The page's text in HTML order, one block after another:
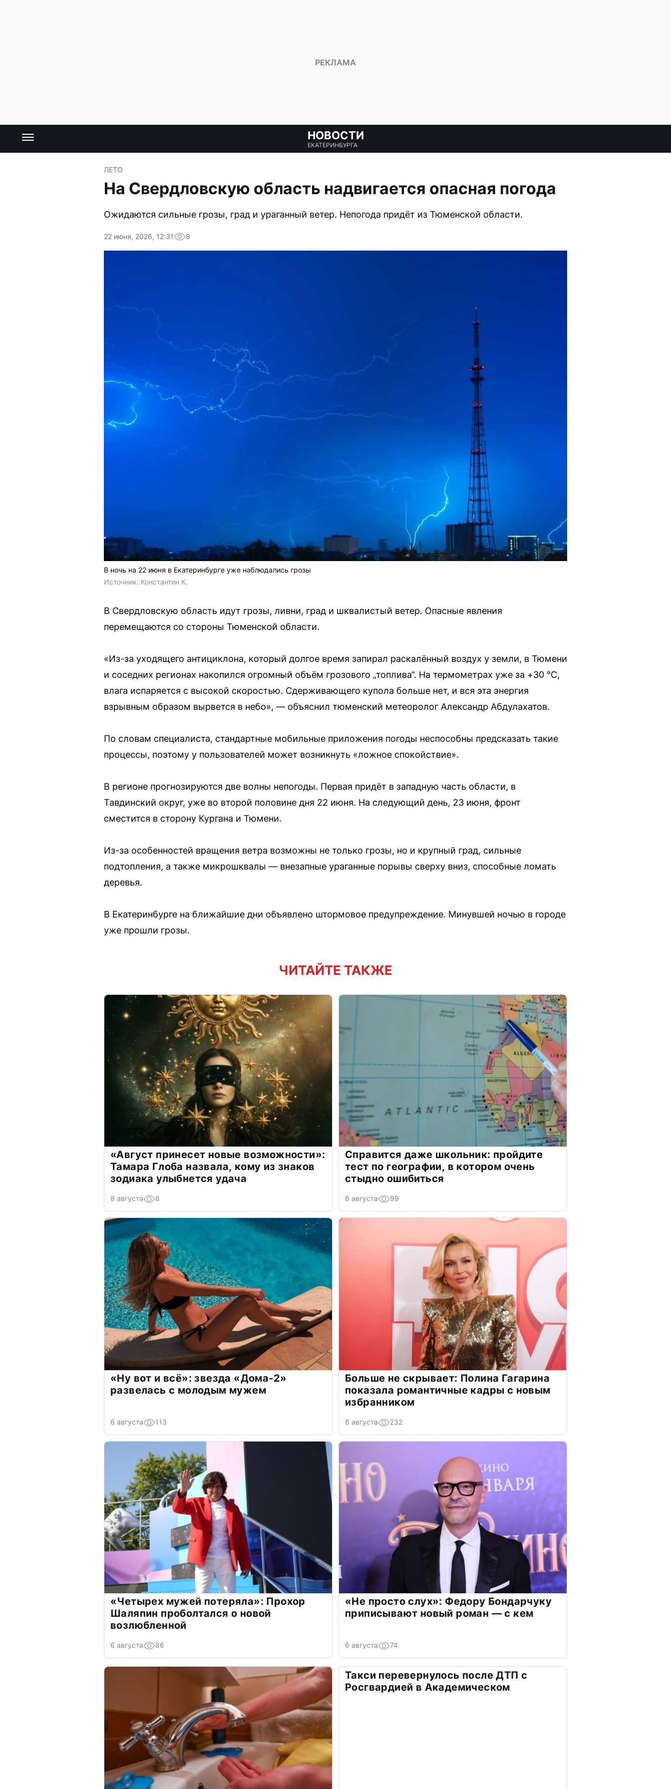
НОВОСТИ
ЕКАТЕРИНБУРГА
ЛЕТО
На Свердловскую область надвигается опасная погода
Ожидаются сильные грозы, град и ураганный ветер. Непогода придёт из Тюменской области.
22 июня, 2026, 12:31 8
В ночь на 22 июня в Екатеринбурге уже наблюдались грозы
Источник: Константин К.
В Свердловскую область идут грозы, ливни, град и шквалистый ветер. Опасные явления
перемещаются со стороны Тюменской области.
«Из-за уходящего антициклона, который долгое время запирал раскалённый воздух у земли, в Тюмени
и соседних регионах накопился огромный объём грозового „топлива“. На термометрах уже за +30 °C,
влага испаряется с высокой скоростью. Сдерживающего купола больше нет, и вся эта энергия
взрывным образом вырвется в небо», — объяснил тюменский метеоролог Александр Абдулахатов.
По словам специалиста, стандартные мобильные приложения погоды неспособны предсказать такие
процессы, поэтому у пользователей может возникнуть «ложное спокойствие».
В регионе прогнозируются две волны непогоды. Первая придёт в западную часть области, в
Тавдинский округ, уже во второй половине дня 22 июня. На следующий день, 23 июня, фронт
сместится в сторону Кургана и Тюмени.
Из-за особенностей вращения ветра возможны не только грозы, но и крупный град, сильные
подтопления, а также микрошквалы — внезапные ураганные порывы сверху вниз, способные ломать
деревья.
В Екатеринбурге на ближайшие дни объявлено штормовое предупреждение. Минувшей ночью в городе
уже прошли грозы.
ЧИТАЙТЕ ТАКЖЕ
«Август принесет новые возможности»:
Тамара Глоба назвала, кому из знаков
зодиака улыбнется удача
8 августа 8
Справится даже школьник: пройдите
тест по географии, в котором очень
стыдно ошибиться
6 августа 99
«Ну вот и всё»: звезда «Дома-2»
развелась с молодым мужем
6 августа 113
Больше не скрывает: Полина Гагарина
показала романтичные кадры с новым
избранником
6 августа 232
«Четырех мужей потеряла»: Прохор
Шаляпин проболтался о новой
возлюбленной
6 августа 86
«Не просто слух»: Федору Бондарчуку
приписывают новый роман — с кем
6 августа 74
Такси перевернулось после ДТП с
Росгвардией в Академическом